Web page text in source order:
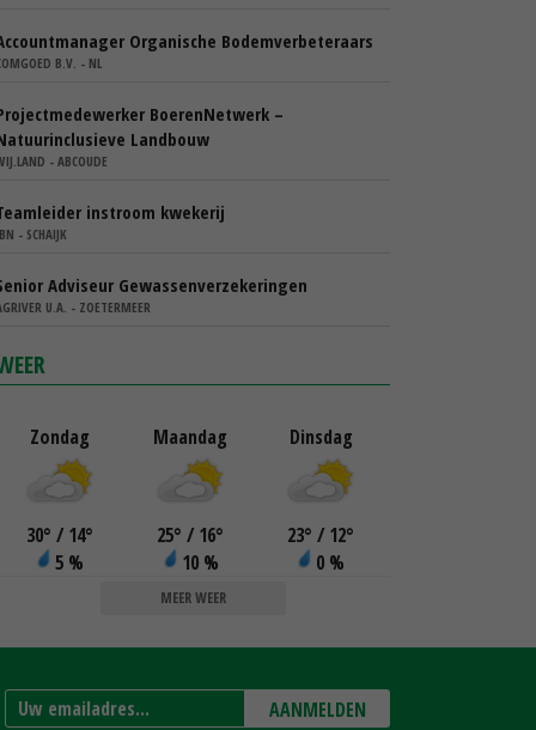
Organische Bodemverbeteraars
B.V. - NL
BoerenNetwerk –
Landbouw
- ABCOUDE
instroom kwekerij
- SCHAIJK
Adviseur Gewassenverzekeringen
U.A. - ZOETERMEER
Zondag
30° / 14°
5 %
Maandag
25° / 16°
10 %
Dinsdag
23° / 12°
0 %
MEER WEER
AANMELDEN